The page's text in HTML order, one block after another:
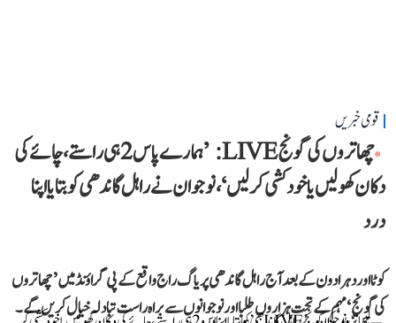
قومی خبریں
چھاتروں کی گونج LIVE: ’ہمارے پاس 2 ہی راستے، چائے کی
دکان کھولیں یا خودکشی کر لیں‘، نوجوان نے راہل گاندھی کو بتایا اپنا
درد
کوٹا اور دہرادون کے بعد آج راہل گاندھی پریاگ راج واقع کے پی گراؤنڈ میں ’چھاتروں
کی گونج‘ مہم کے تحت ہزاروں طلبا اور نوجوانوں سے براہ راست تبادلہ خیال کریں گے۔